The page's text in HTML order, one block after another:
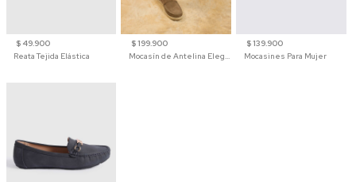
$ 49.900
Reata Tejida Elástica
$ 199.900
Mocasín de Antelina Elegante con Suela de Contraste Para Hombre
$ 139.900
Mocasines Para Mujer